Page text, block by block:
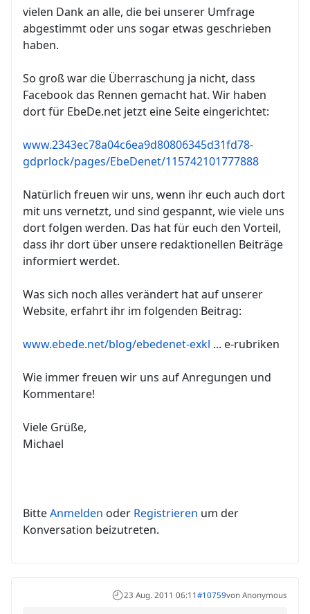
vielen Dank an alle, die bei unserer Umfrage
abgestimmt oder uns sogar etwas geschrieben
haben.
So groß war die Überraschung ja nicht, dass
Facebook das Rennen gemacht hat. Wir haben
dort für EbeDe.net jetzt eine Seite eingerichtet:
www.2343ec78a04c6ea9d80806345d31fd78-
gdprlock/pages/EbeDenet/115742101777888
Natürlich freuen wir uns, wenn ihr euch auch dort
mit uns vernetzt, und sind gespannt, wie viele uns
dort folgen werden. Das hat für euch den Vorteil,
dass ihr dort über unsere redaktionellen Beiträge
informiert werdet.
Was sich noch alles verändert hat auf unserer
Website, erfahrt ihr im folgenden Beitrag:
www.ebede.net/blog/ebedenet-exkl ... e-rubriken
Wie immer freuen wir uns auf Anregungen und
Kommentare!
Viele Grüße,
Michael
BitteAnmelden oder Registrieren um der
Konversation beizutreten.
23 Aug. 2011 06:11 #10759von Anonymous